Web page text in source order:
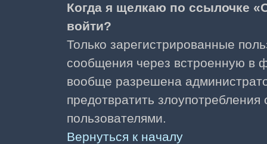
Когда я щелкаю по ссылочке
войти?
Только зарегистрированные
сообщения через встроенную в
вообще разрешена
предотвратить
пользователями.
Вернуться к началу